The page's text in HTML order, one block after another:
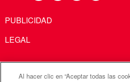
PUBLICIDAD
LEGAL
Al hacer clic en “Aceptar todas las